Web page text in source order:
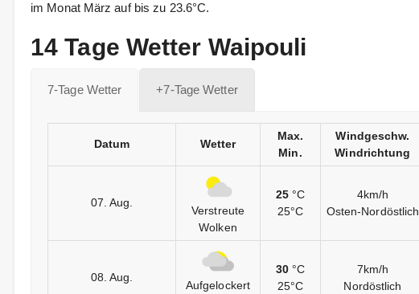
im Monat März auf bis zu 23.6°C.
14 Tage Wetter Waipouli
7-Tage Wetter +7-Tage Wetter
Datum Wetter
Max.
Min.
Windgeschw.
Windrichtung
07. Aug.
Verstreute
Wolken
25 °C
25°C
4km/h
Osten-Nordöstlich
08. Aug.
Aufgelockert
30 °C
25°C
7km/h
Nordöstlich